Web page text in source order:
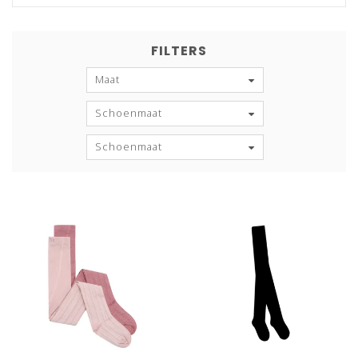
FILTERS
Maat
Schoenmaat
Schoenmaat